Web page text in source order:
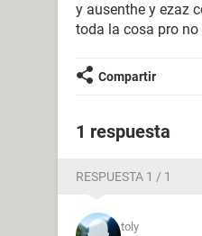
y ausenthe y ezaz
toda la cosa pro
Compartir
1 respuesta
RESPUESTA 1 / 1
toly